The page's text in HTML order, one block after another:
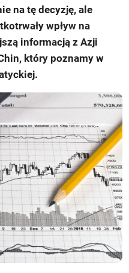
na tę decyzję, ale
wpływ na
informacją z Azji
który poznamy w